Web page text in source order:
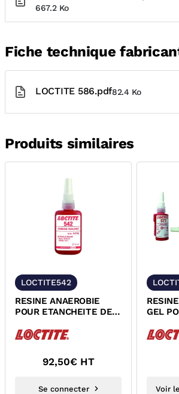
667.2 Ko
Fiche technique
LOCTITE 586.pdf82.4 Ko
Produits similaires
LOCTITE542
RESINE ANAEROBIE
POUR ETANCHEITE DES
METALLIQUES...
92,50€ HT
Se connecter
GEL
Voir